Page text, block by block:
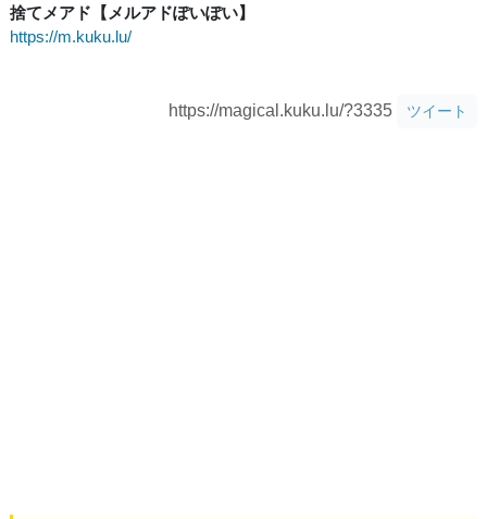
捨てメアド【メルアドぽいぽい】
https://m.kuku.lu/
https://magical.kuku.lu/?3335 ツイート